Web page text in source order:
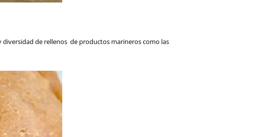
diversidad de rellenos de productos marineros como las